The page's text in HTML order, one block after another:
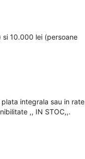
10.000 lei (persoane
integrala sau in rate
,, IN STOC,,.